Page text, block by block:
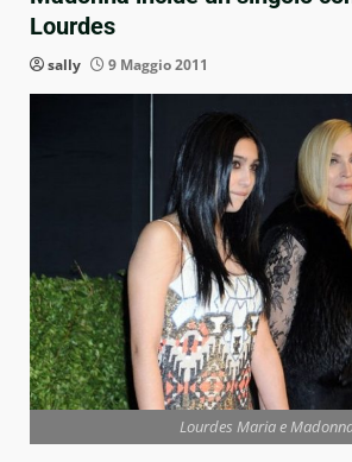
Lourdes
sally 9 Maggio 2011
Lourdes Maria e